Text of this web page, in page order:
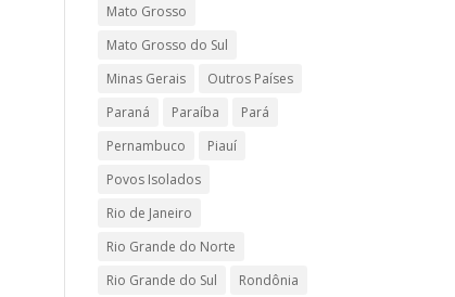
Mato Grosso
Mato Grosso do Sul
Minas Gerais
Outros Países
Paraná
Paraíba
Pará
Pernambuco
Piauí
Povos Isolados
Rio de Janeiro
Rio Grande do Norte
Rio Grande do Sul
Rondônia